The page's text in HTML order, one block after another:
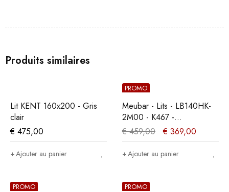
Produits similaires
Lit KENT 160x200 - Gris
clair
€ 475,00
Ajouter au panier
PROMO
Meubar - Lits - LB140HK-
2M00 - K467 -
Mélèze/Chêne cristal
marron clair -
140x104x200cm
€459,00 € 369,00
Ajouter au panier
PROMO PROMO